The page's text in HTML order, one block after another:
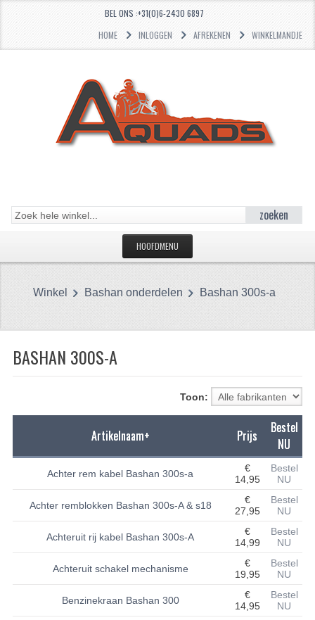
BEL ONS :+31(0)6-2430 6897
HOME
INLOGGEN AFREKENEN WINKELMANDJE
zoeken
HOOFDMENU
CFMOTO 500-5
CFMOTO 500-A/2A / GOES 520
BRANDSTOF SYSTEEM
PLASTIC PARTS
VERLICHTING
ONDERDELEN 50CC TOT 125CC
UNIVERSELE QUAD ONDERDELEN
BASHAN ONDERDELEN
Winkel Bashan onderdelen Bashan 300s-a
BASHAN 300S-A
Toon:
Artikelnaam+ Prijs
Bestel
NU
Achter rem kabel Bashan 300s-a
€
14,95
Bestel
NU
Achter remblokken Bashan 300s-A & s18
€
27,95
Bestel
NU
Achteruit rij kabel Bashan 300s-A
€
14,99
Bestel
NU
Achteruit schakel mechanisme
€
19,95
Bestel
NU
Benzinekraan Bashan 300
€
14,95
Bestel
NU